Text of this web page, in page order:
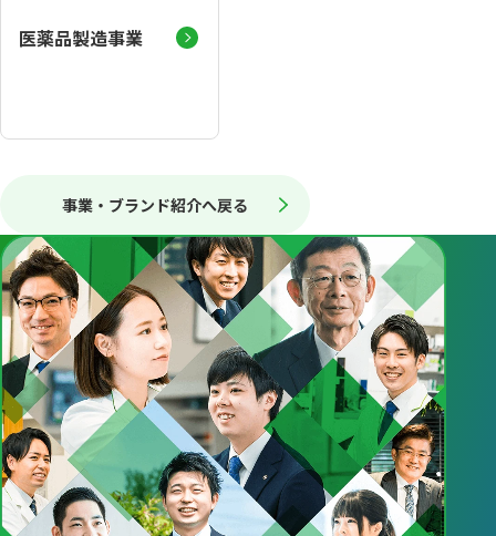
医薬品製造事業
事業・ブランド紹介へ戻る